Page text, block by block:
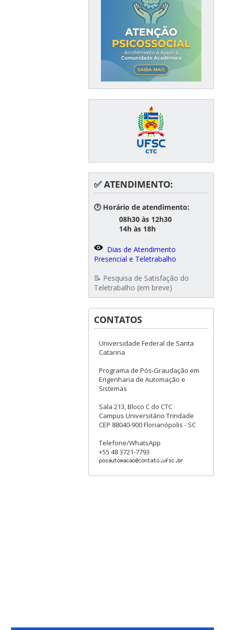
✅ ATENDIMENTO:
🕐 Horário de atendimento:
08h30 às 12h30
14h às 18h
Dias de Atendimento
Presencial e Teletrabalho
📝 Pesquisa de Satisfação do
Teletrabalho (em breve)
CONTATOS
Universidade Federal de Santa
Catarina
Programa de Pós-Graudação em
Engenharia de Automação e
Sistemas
Sala 213, Bloco C do CTC
Campus Universitário Trindade
CEP 88040-900 Florianópolis - SC
Telefone/WhatsApp
+55 48 3721-7793